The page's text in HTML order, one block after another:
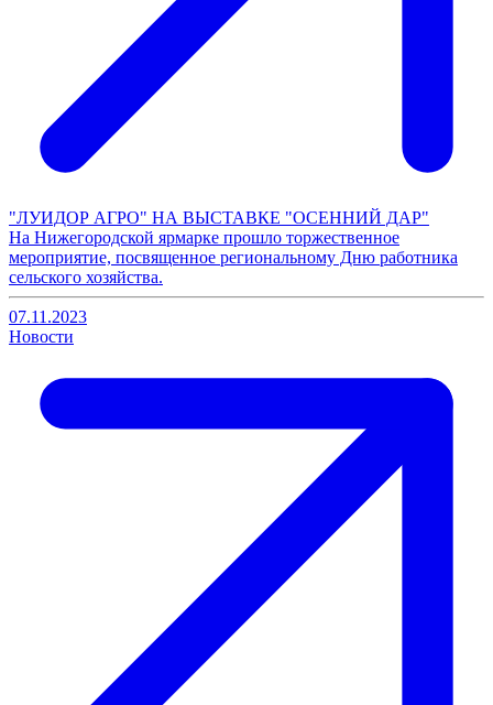
"ЛУИДОР АГРО" НА ВЫСТАВКЕ "ОСЕННИЙ ДАР"
На Нижегородской ярмарке прошло торжественное
мероприятие, посвященное региональному Дню работника
сельского хозяйства.
07.11.2023
Новости